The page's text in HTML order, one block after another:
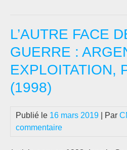
L’AUTRE FACE
GUERRE :
EXPLOITATION,
(1998)
Publié le 16 mars 2019 | Par
commentaire